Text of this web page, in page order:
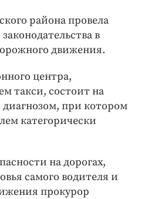
района провела
в
движения.
центра,
такси, состоит на
диагнозом, при котором
категорически
на дорогах,
самого водителя и
прокурор